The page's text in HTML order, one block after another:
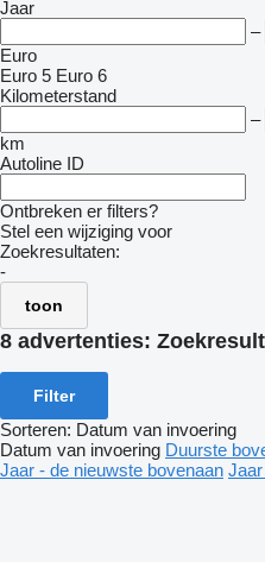
Jaar
–
Euro
Euro 5 Euro 6
Kilometerstand
–
km
Autoline ID
Ontbreken er filters?
Stel een wijziging voor
Zoekresultaten:
-
toon
8 advertenties:
Filter
Sorteren: Datum van invoering
Datum van invoering Duurste
Jaar - de nieuwste bovenaan